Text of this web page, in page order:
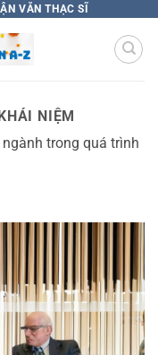
VĂN THẠC SĨ
NIỆM
trong quá trình